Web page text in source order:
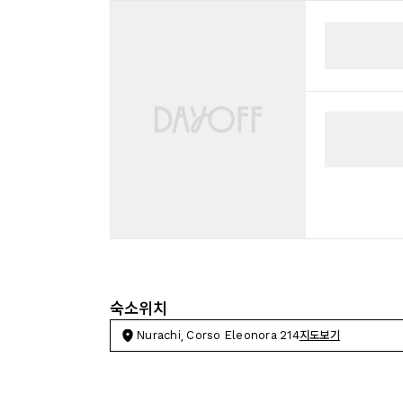
숙소위치
Nurachi, Corso Eleonora 214지도보기